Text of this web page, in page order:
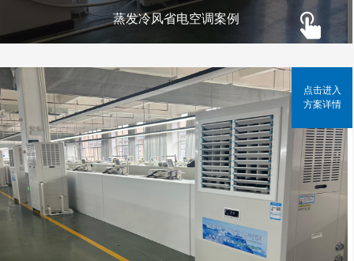
蒸发冷风省电空调案例
点击进入
方案详情